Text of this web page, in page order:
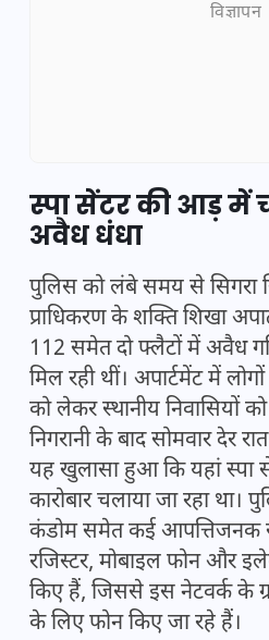
विज्ञापन
स्पा सेंटर की आड़ में
अवैध धंधा
पुलिस को लंबे समय से सिगरा
प्राधिकरण के शक्ति शिखा
112 समेत दो फ्लैटों में अवैध
मिल रही थीं। अपार्टमेंट में
को लेकर स्थानीय निवासियों
निगरानी के बाद सोमवार देर
यह खुलासा हुआ कि यहां
कारोबार चलाया जा रहा
कंडोम समेत कई आपत्तिजनक
रजिस्टर, मोबाइल फोन और
किए हैं, जिससे इस नेटवर्क के
के लिए फोन किए जा रहे हैं।